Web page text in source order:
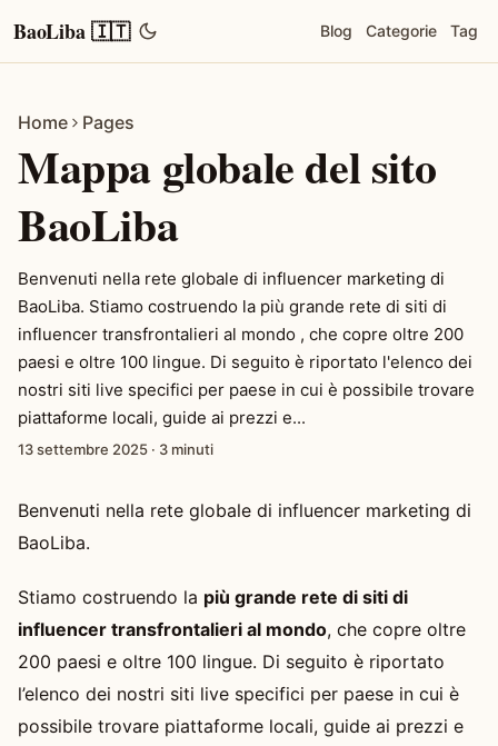
BaoLiba 🇮🇹 Blog Categorie Tag
Home Pages
Mappa globale del sito
BaoLiba
Benvenuti nella rete globale di influencer marketing di
BaoLiba. Stiamo costruendo la più grande rete di siti di
influencer transfrontalieri al mondo , che copre oltre 200
paesi e oltre 100 lingue. Di seguito è riportato l'elenco dei
nostri siti live specifici per paese in cui è possibile trovare
piattaforme locali, guide ai prezzi e...
13 settembre 2025 · 3 minuti
Benvenuti nella rete globale di influencer marketing di
BaoLiba.
Stiamo costruendo la più grande rete di siti di
influencer transfrontalieri al mondo, che copre oltre
200 paesi e oltre 100 lingue. Di seguito è riportato
l’elenco dei nostri siti live specifici per paese in cui è
possibile trovare piattaforme locali, guide ai prezzi e